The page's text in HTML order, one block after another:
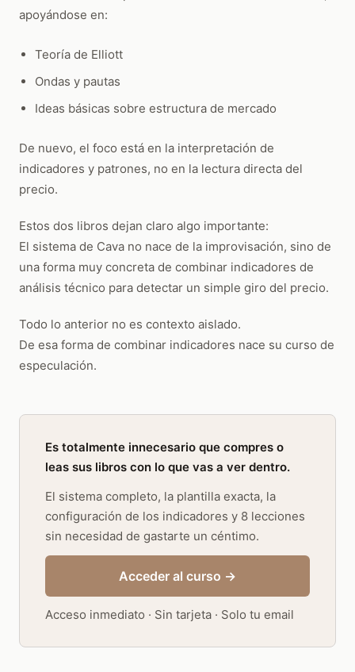
apoyándose en:
Teoría de Elliott
Ondas y pautas
Ideas básicas sobre estructura de mercado
De nuevo, el foco está en la interpretación de
indicadores y patrones, no en la lectura directa del
precio.
Estos dos libros dejan claro algo importante:
El sistema de Cava no nace de la improvisación, sino de
una forma muy concreta de combinar indicadores de
análisis técnico para detectar un simple giro del precio.
Todo lo anterior no es contexto aislado.
De esa forma de combinar indicadores nace su curso de
especulación.
Es totalmente innecesario que compres o
leas sus libros con lo que vas a ver dentro.
El sistema completo, la plantilla exacta, la
configuración de los indicadores y 8 lecciones
sin necesidad de gastarte un céntimo.
Acceder al curso →
Acceso inmediato · Sin tarjeta · Solo tu email